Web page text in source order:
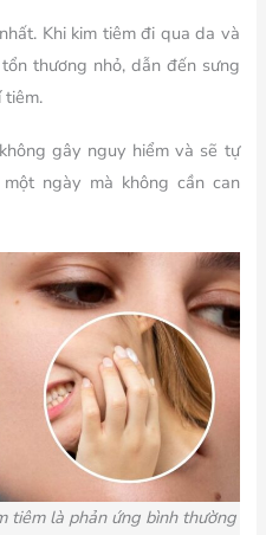
Khi kim tiêm đi qua da và
thương nhỏ, dẫn đến sưng
tiêm.
gây nguy hiểm và sẽ tự
ngày mà không cần can
tiêm là phản ứng bình thường